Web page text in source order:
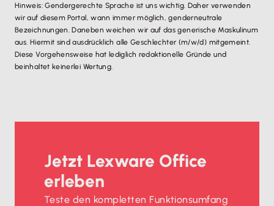
Hinweis: Gendergerechte Sprache ist uns wichtig. Daher verwenden
wir auf diesem Portal, wann immer möglich, genderneutrale
Bezeichnungen. Daneben weichen wir auf das generische Maskulinum
aus. Hiermit sind ausdrücklich alle Geschlechter (m/w/d) mitgemeint.
Diese Vorgehensweise hat lediglich redaktionelle Gründe und
beinhaltet keinerlei Wertung.
Jetzt Lexware Office
erleben
Teste den kompletten Funktionsumfang